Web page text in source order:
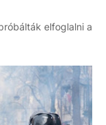
elfoglalni a